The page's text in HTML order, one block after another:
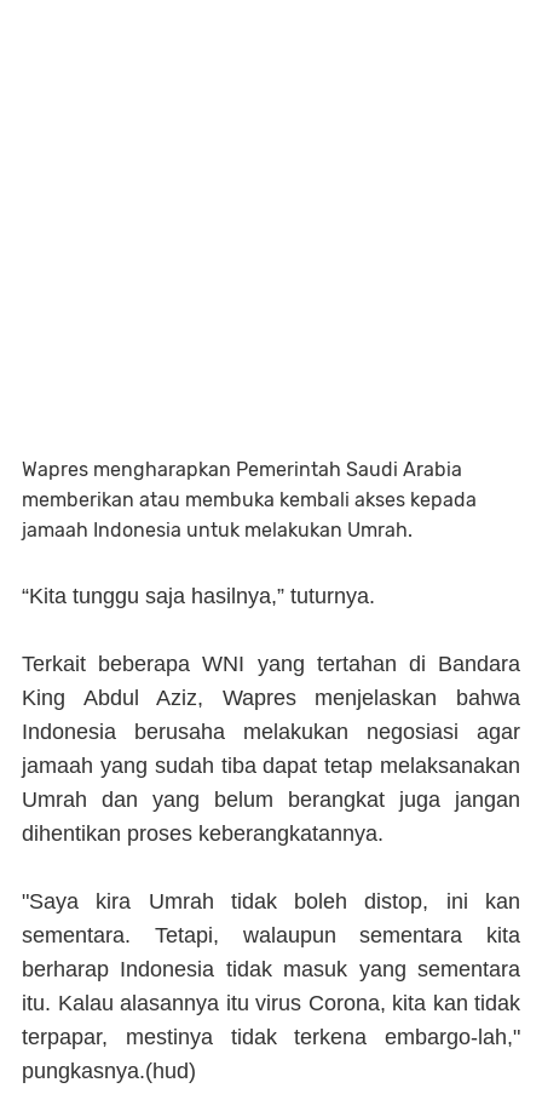
Wapres mengharapkan Pemerintah Saudi Arabia
memberikan atau membuka kembali akses kepada
jamaah Indonesia untuk melakukan Umrah.
“Kita tunggu saja hasilnya,” tuturnya.
Terkait beberapa WNI yang tertahan di Bandara
King Abdul Aziz, Wapres menjelaskan bahwa
Indonesia berusaha melakukan negosiasi agar
jamaah yang sudah tiba dapat tetap melaksanakan
Umrah dan yang belum berangkat juga jangan
dihentikan proses keberangkatannya.
"Saya kira Umrah tidak boleh distop, ini kan
sementara. Tetapi, walaupun sementara kita
berharap Indonesia tidak masuk yang sementara
itu. Kalau alasannya itu virus Corona, kita kan tidak
terpapar, mestinya tidak terkena embargo-lah,"
pungkasnya.(hud)